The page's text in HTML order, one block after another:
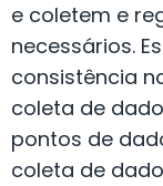
e coletem e
necessários.
consistência
coleta de
pontos de
coleta de